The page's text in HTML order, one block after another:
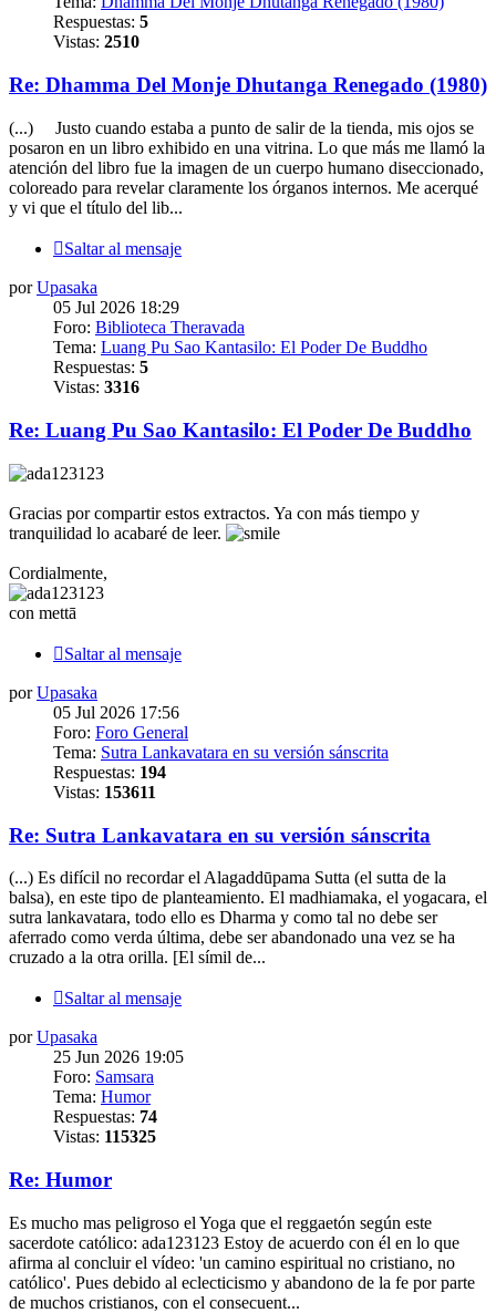
Respuestas: 5
Vistas: 2510
Re: Dhamma Del Monje Dhutanga Renegado (1980)
(...) ⠀ Justo cuando estaba a punto de salir de la tienda, mis ojos se
posaron en un libro exhibido en una vitrina. Lo que más me llamó la
atención del libro fue la imagen de un cuerpo humano diseccionado,
coloreado para revelar claramente los órganos internos. Me acerqué
y vi que el título del lib...
Saltar al mensaje
porUpasaka
05 Jul 2026 18:29
Foro: Biblioteca Theravada
Tema: Luang Pu Sao Kantasilo: El Poder De Buddho
Respuestas: 5
Vistas: 3316
Re: Luang Pu Sao Kantasilo: El Poder De Buddho
Gracias por compartir estos extractos. Ya con más tiempo y
tranquilidad lo acabaré de leer.
Cordialmente,
con mettā
Saltar al mensaje
porUpasaka
05 Jul 2026 17:56
Foro: Foro General
Tema: Sutra Lankavatara en su versión sánscrita
Respuestas: 194
Vistas: 153611
Re: Sutra Lankavatara en su versión sánscrita
(...) Es difícil no recordar el Alagaddūpama Sutta (el sutta de la
balsa), en este tipo de planteamiento. El madhiamaka, el yogacara, el
sutra lankavatara, todo ello es Dharma y como tal no debe ser
aferrado como verda última, debe ser abandonado una vez se ha
cruzado a la otra orilla. [El símil de...
Saltar al mensaje
porUpasaka
25 Jun 2026 19:05
Foro: Samsara
Tema: Humor
Respuestas: 74
Vistas: 115325
Re: Humor
Es mucho mas peligroso el Yoga que el reggaetón según este
sacerdote católico: ada123123 Estoy de acuerdo con él en lo que
afirma al concluir el vídeo: 'un camino espiritual no cristiano, no
católico'. Pues debido al eclecticismo y abandono de la fe por parte
de muchos cristianos, con el consecuent...